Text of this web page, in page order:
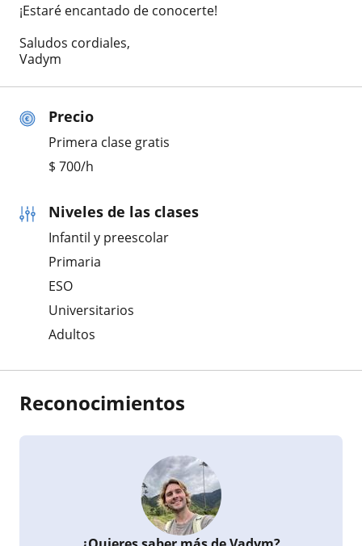
Precio
Primera clase gratis
$ 700/h
Niveles de las clases
Infantil y preescolar
Primaria
ESO
Universitarios
Adultos
¡Estaré encantado de conocerte!
Saludos cordiales,
Vadym
Reconocimientos